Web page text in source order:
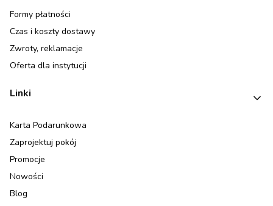
Formy płatności
Czas i koszty dostawy
Zwroty, reklamacje
Oferta dla instytucji
Linki
Karta Podarunkowa
Zaprojektuj pokój
Promocje
Nowości
Blog